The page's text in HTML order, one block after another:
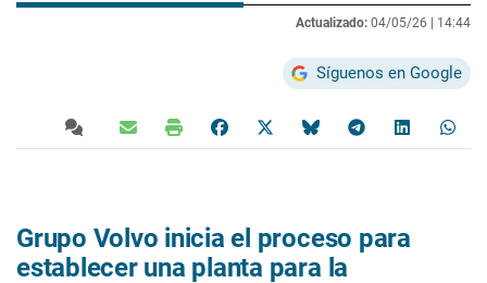
Actualizado: 04/05/26 | 14:44
Síguenos en Google
Grupo Volvo inicia el proceso para
establecer una planta para la